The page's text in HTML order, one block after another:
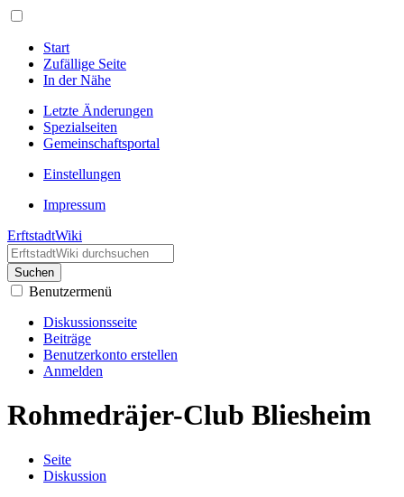
Start
Zufällige Seite
In der Nähe
Letzte Änderungen
Spezialseiten
Gemeinschafts­portal
Einstellungen
Impressum
ErftstadtWiki
Suchen
Benutzermenü
Diskussionsseite
Beiträge
Benutzerkonto erstellen
Anmelden
Rohmedräjer-Club Bliesheim
Seite
Diskussion